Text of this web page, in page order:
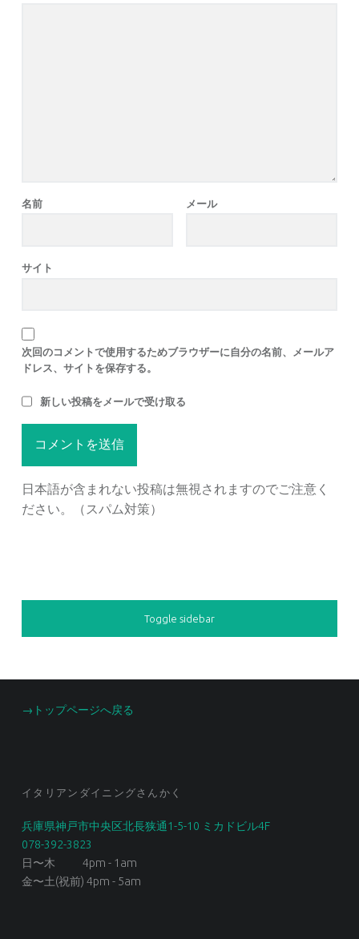
名前 メール
サイト
次回のコメントで使用するためブラウザーに自分の名前、メールア
ドレス、サイトを保存する。
新しい投稿をメールで受け取る
日本語が含まれない投稿は無視されますのでご注意く
ださい。（スパム対策）
SIDEBAR
Toggle sidebar
FOOTER SIDEBAR
→トップページへ戻る
イタリアンダイニングさんかく
兵庫県神戸市中央区北長狭通1-5-10 ミカドビル4F
078-392-3823
日〜木 4pm - 1am
金〜土(祝前) 4pm - 5am